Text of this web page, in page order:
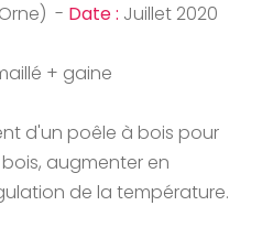
- Date : Juillet 2020
+ gaine
d'un poêle à bois pour
augmenter en
de la température.